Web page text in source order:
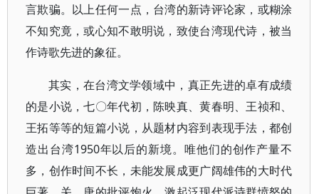
言欺骗。以上任何一点，台湾的新诗评论家，或糊涂
不知究竟，或心知不敢明说，致使台湾现代诗，被当
作诗歌先进的象征。
其实，在台湾文学领域中，真正先进的卓有成绩
的是小说，七〇年代初，陈映真、黄春明、王祯和、
王拓等等的短篇小说，从题材内容到表现手法，都创
造出台湾1950年以后的新境。唯他们的创作产量不
多，创作时间不长，未能发展成更广阔雄伟的大时代